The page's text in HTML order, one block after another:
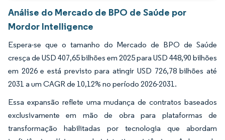
Análise do Mercado de BPO de Saúde por
Mordor Intelligence
Espera-se que o tamanho do Mercado de BPO de Saúde
cresça de USD 407,65 bilhões em 2025 para USD 448,90 bilhões
em 2026 e está previsto para atingir USD 726,78 bilhões até
2031 a um CAGR de 10,12% no período 2026-2031.
Essa expansão reflete uma mudança de contratos baseados
exclusivamente em mão de obra para plataformas de
transformação habilitadas por tecnologia que abordam